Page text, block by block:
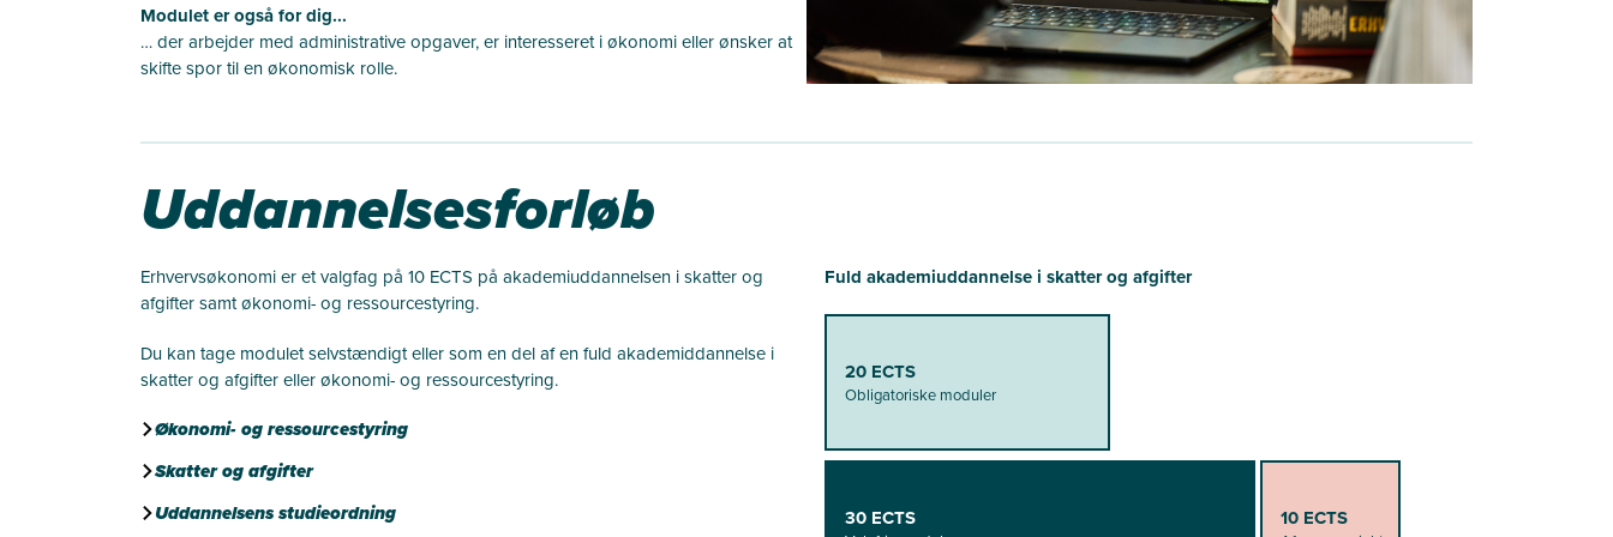
Modulet er også for dig...
… der arbejder med administrative opgaver, er interesseret i økonomi eller ønsker at
skifte spor til en økonomisk rolle.
Uddannelsesforløb
Erhvervsøkonomi er et valgfag på 10 ECTS på akademiuddannelsen i skatter og
afgifter samt økonomi- og ressourcestyring.
Du kan tage modulet selvstændigt eller som en del af en fuld akademiddannelse i
skatter og afgifter eller økonomi- og ressourcestyring.
Økonomi- og ressourcestyring
Skatter og afgifter
Uddannelsens studieordning
Fuld akademiuddannelse i skatter og afgifter
20 ECTS
Obligatoriske moduler
30 ECTS 10 ECTS